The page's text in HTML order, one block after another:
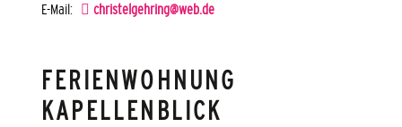
E-Mail:
christelgehring@web.de
FERIENWOHNUNG
KAPELLENBLICK